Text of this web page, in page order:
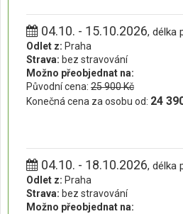
04.10. - 15.10.2026, délka
Odlet z: Praha
Strava: bez stravování
Možno přeobjednat na:
Původní cena: 25 900 Kč
Konečná cena za osobu od: 24
04.10. - 18.10.2026, délka
Odlet z: Praha
Strava: bez stravování
Možno přeobjednat na: